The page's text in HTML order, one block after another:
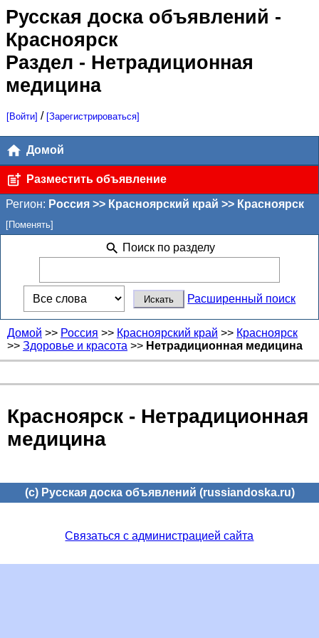
Русская доска объявлений -
Красноярск
Раздел - Нетрадиционная
медицина
[Войти] / [Зарегистрироваться]
Домой
Разместить объявление
Регион: Россия >> Красноярский край >> Красноярск
[Поменять]
Поиск по разделу
Расширенный поиск
Домой >> Россия >> Красноярский край >> Красноярск
>> Здоровье и красота >> Нетрадиционная медицина
Красноярск - Нетрадиционная
медицина
(c) Русская доска объявлений (russiandoska.ru)
Связаться с администрацией сайта